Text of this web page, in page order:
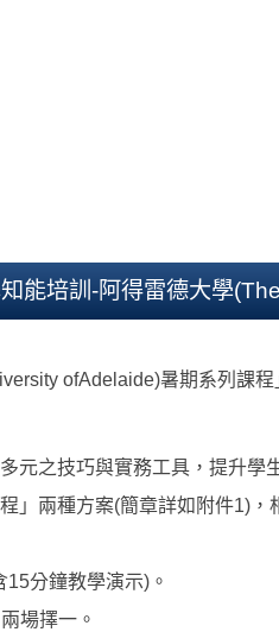
能培訓-阿得雷德大學
ofAdelaide)暑期系列課
之技巧與實務工具，提升學
」兩種方案(簡章詳如附件1)，
分鐘教學演示)。
場擇一。